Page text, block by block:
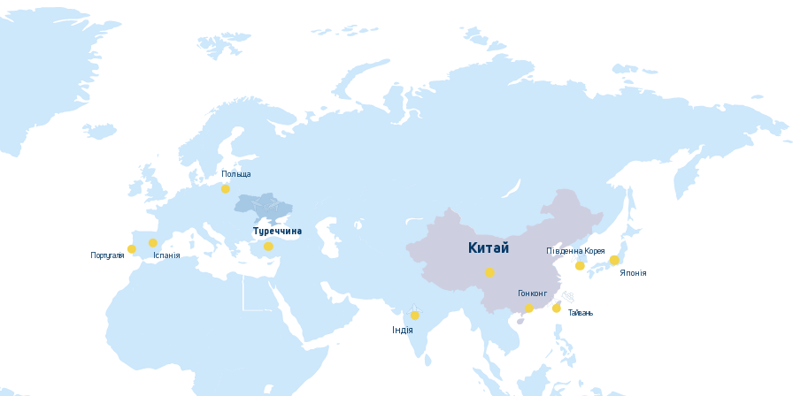
Португалiя Iспанiя
Польща
Японiя
Пiвденна Корея
Тайвань
Гонконг
Туреччина
Iндiя
Китай